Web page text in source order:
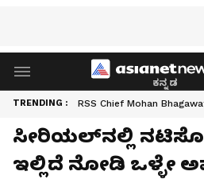
ಕನ್ನಡ
TRENDING : RSS Chief Mohan
ಸೀರಿಯಲ್‌ನಲ್ಲಿ
ಇಲ್ಲಿದೆ ನೋಡಿ ಒಳ್ಳೇ